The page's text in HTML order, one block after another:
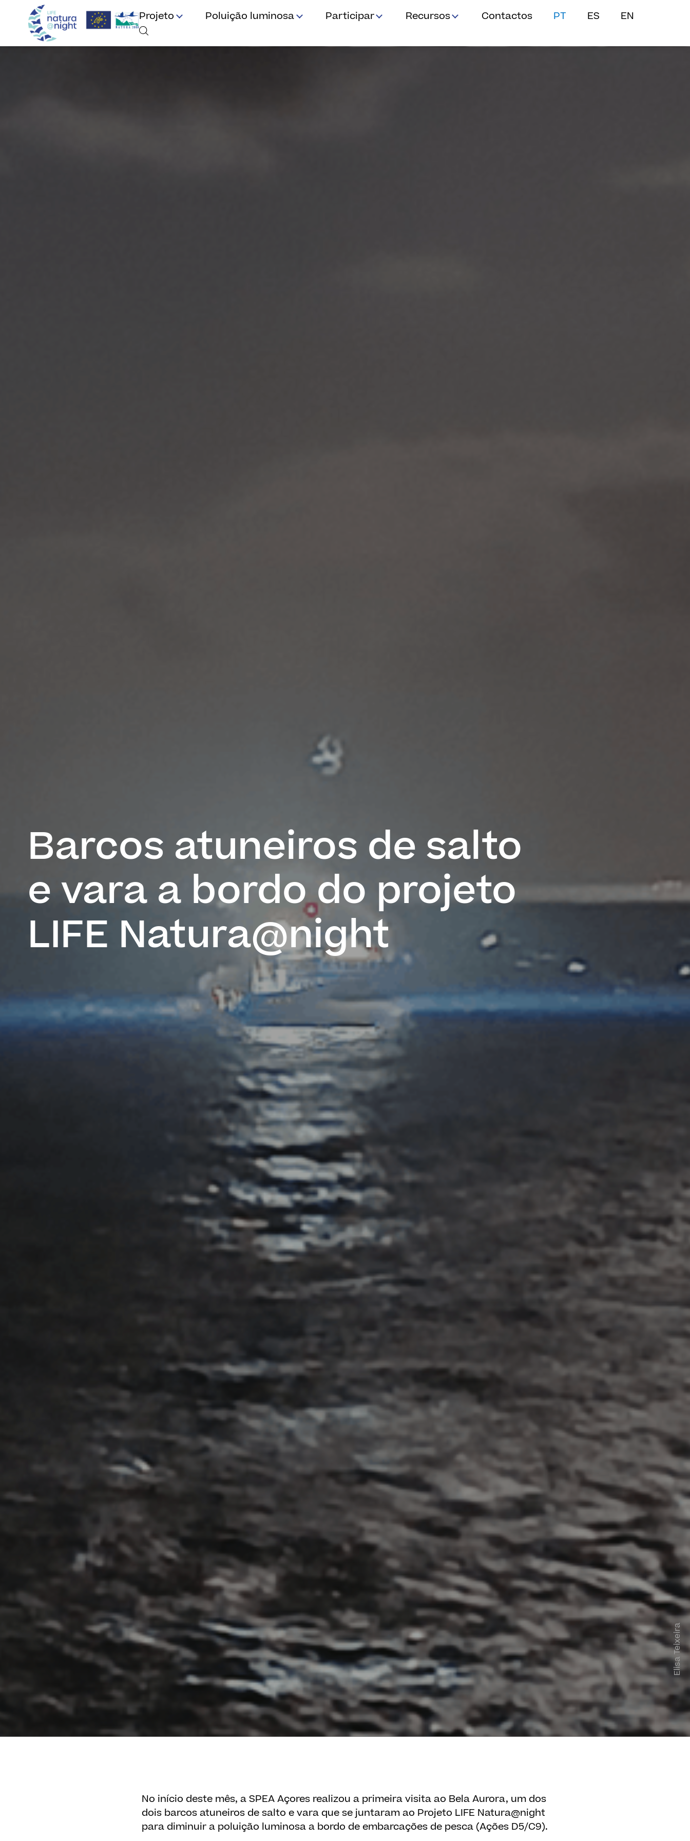
Projeto Poluição luminosa Participar Recursos Contactos PT ES EN
Elisa Teixeira
Barcos atuneiros de salto
e vara a bordo do projeto
LIFE Natura@night
No início deste mês, a SPEA Açores realizou a primeira visita ao Bela Aurora, um dos
dois barcos atuneiros de salto e vara que se juntaram ao Projeto LIFE Natura@night
para diminuir a poluição luminosa a bordo de embarcações de pesca (Ações D5/C9).